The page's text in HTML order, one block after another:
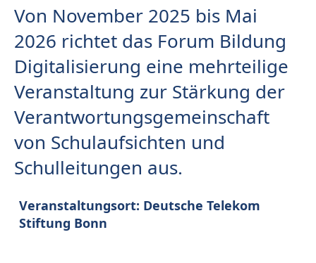
Von November 2025 bis Mai
2026 richtet das Forum Bildung
Digitalisierung eine mehrteilige
Veranstaltung zur Stärkung der
Verantwortungsgemeinschaft
von Schulaufsichten und
Schulleitungen aus.
Veranstaltungsort: Deutsche Telekom
Stiftung Bonn